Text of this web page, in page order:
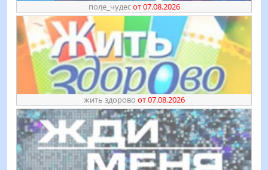
поӆе_чудесот 07.08.2026
жить здорово от 07.08.2026